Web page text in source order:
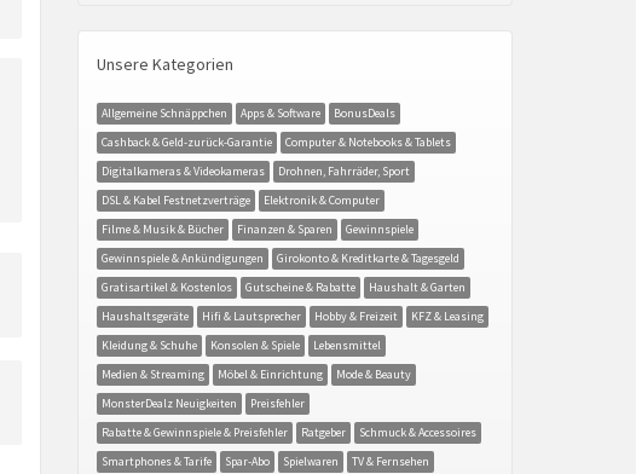
Unsere Kategorien
Allgemeine Schnäppchen Apps & Software
BonusDeals
Cashback & Geld-zurück-Garantie
Computer & Notebooks & Tablets
Digitalkameras & Videokameras
Drohnen, Fahrräder, Sport
DSL & Kabel Festnetzverträge
Elektronik & Computer
Filme & Musik & Bücher
Finanzen & Sparen
Gewinnspiele
Gewinnspiele & Ankündigungen
Girokonto & Kreditkarte & Tagesgeld
Gratisartikel & Kostenlos
Gutscheine & Rabatte
Haushalt & Garten
Haushaltsgeräte
Hifi & Lautsprecher Hobby & Freizeit
KFZ & Leasing
Kleidung & Schuhe
Konsolen & Spiele
Lebensmittel
Medien & Streaming
Möbel & Einrichtung
Mode & Beauty
MonsterDealz Neuigkeiten
Preisfehler
Rabatte & Gewinnspiele & Preisfehler
Ratgeber
Schmuck & Accessoires
Smartphones & Tarife
Spar-Abo Spielwaren
TV & Fernsehen